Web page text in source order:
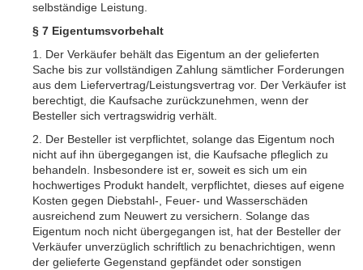
selbständige Leistung.
§ 7 Eigentumsvorbehalt
1. Der Verkäufer behält das Eigentum an der gelieferten
Sache bis zur vollständigen Zahlung sämtlicher Forderungen
aus dem Liefervertrag/Leistungsvertrag vor. Der Verkäufer ist
berechtigt, die Kaufsache zurückzunehmen, wenn der
Besteller sich vertragswidrig verhält.
2. Der Besteller ist verpflichtet, solange das Eigentum noch
nicht auf ihn übergegangen ist, die Kaufsache pfleglich zu
behandeln. Insbesondere ist er, soweit es sich um ein
hochwertiges Produkt handelt, verpflichtet, dieses auf eigene
Kosten gegen Diebstahl-, Feuer- und Wasserschäden
ausreichend zum Neuwert zu versichern. Solange das
Eigentum noch nicht übergegangen ist, hat der Besteller der
Verkäufer unverzüglich schriftlich zu benachrichtigen, wenn
der gelieferte Gegenstand gepfändet oder sonstigen